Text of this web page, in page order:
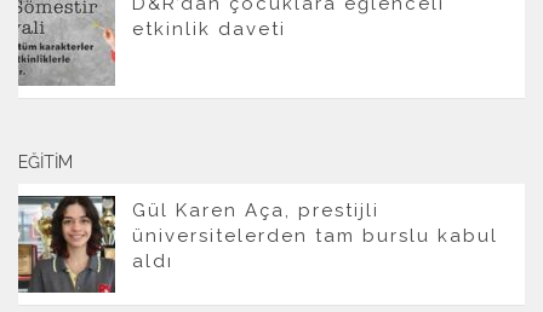
etkinlik daveti
EĞITIM
Gül Karen Aça, prestijli
üniversitelerden tam burslu kabul
aldı